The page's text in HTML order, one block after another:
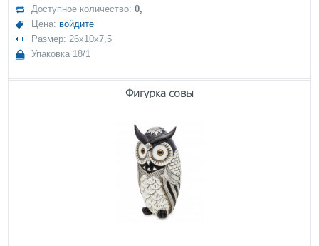
Доступное количество:0,
Цена: войдите
Размер: 26x10x7,5
Упаковка 18/1
Фигурка совы